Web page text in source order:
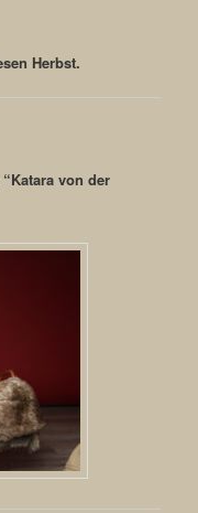
Herbst.
“Katara von der